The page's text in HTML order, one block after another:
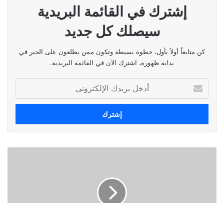
إشترك في القائمة البريدية
سيصلك كل جديد
كن متابعاً أولاً بأول، خطوة بسيطة وتكون ممن يطلعون على الخبر في
بداية ظهوره، اشترك الآن في القائمة البريدية.
بريدك
الإلكتروني